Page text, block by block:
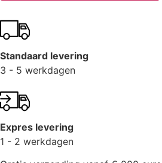
Standaard levering
3 - 5 werkdagen
Expres levering
1 - 2 werkdagen